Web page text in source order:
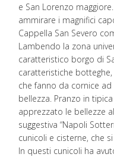
e San Lorenzo
ammirare i magnifici
Cappella San Severo
Lambendo la zona
caratteristico borgo di
caratteristiche
che fanno da cornice
bellezza. Pranzo in
apprezzato le bellezze
suggestiva “Napoli
cunicoli e cisterne, che
In questi cunicoli ha